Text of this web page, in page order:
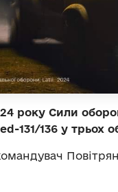
року Сили
131/136 у трьох